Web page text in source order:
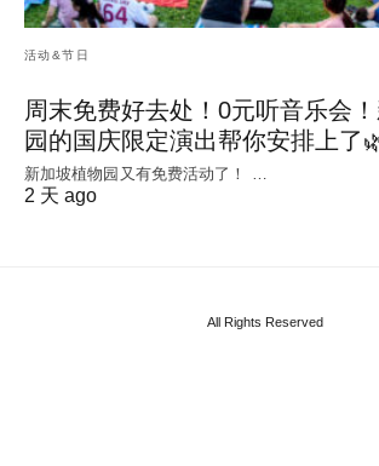
活动&节日
周末免费好去处！0元听音乐会
园的国庆限定演出帮你安排上了
新加坡植物园又有免费活动了！ …
2 天 ago
All Rights Reserved